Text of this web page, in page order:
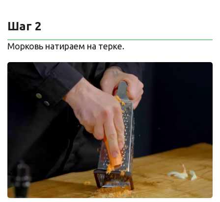
Шаг 2
Морковь натираем на терке.